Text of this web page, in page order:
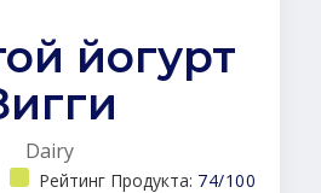
йогурт
Dairy
Рейтинг Продукта: 74/100